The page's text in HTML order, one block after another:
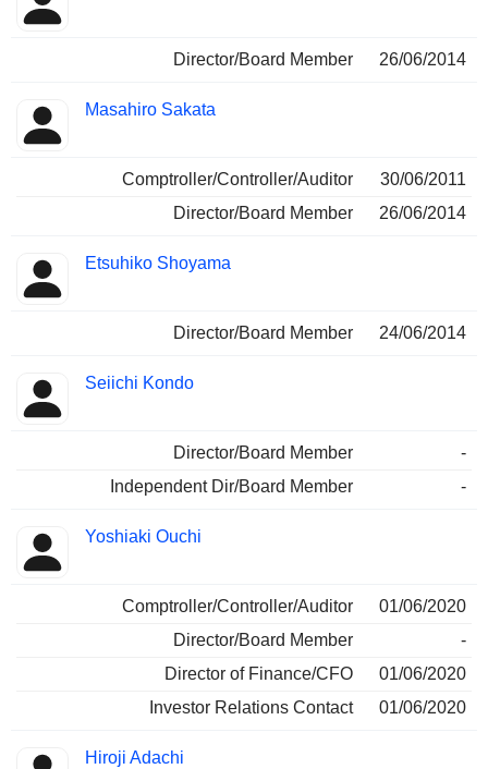
Director/Board Member 26/06/2014
Masahiro Sakata
Comptroller/Controller/Auditor
30/06/2011
Director/Board Member
26/06/2014
Etsuhiko Shoyama
Director/Board Member 24/06/2014
Seiichi Kondo
Director/Board Member
-
Independent Dir/Board Member
-
Yoshiaki Ouchi
Comptroller/Controller/Auditor
01/06/2020
Director/Board Member
-
Director of Finance/CFO
01/06/2020
Investor Relations Contact
01/06/2020
Hiroji Adachi